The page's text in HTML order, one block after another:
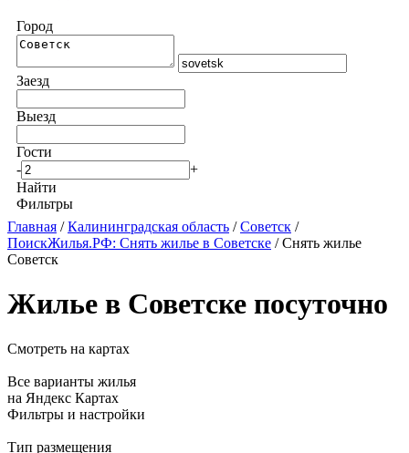
Город
Заезд
Выезд
Гости
-
+
Найти
Фильтры
Главная /Калининградская область /Советск /
ПоискЖилья.РФ: Снять жилье в Советске / Снять жилье
Советск
Жилье в Советске посуточно
Смотреть на картах
Все варианты жилья
на Яндекс Картах
Фильтры и настройки
Тип размещения